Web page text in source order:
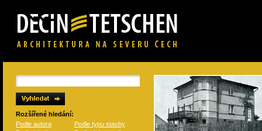
Rozšířené hledání:
Podle autora
Podle typu stavby